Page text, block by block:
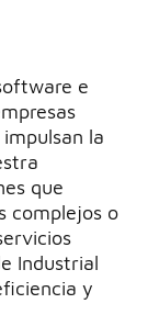
e
la
que
complejos o
Industrial
y